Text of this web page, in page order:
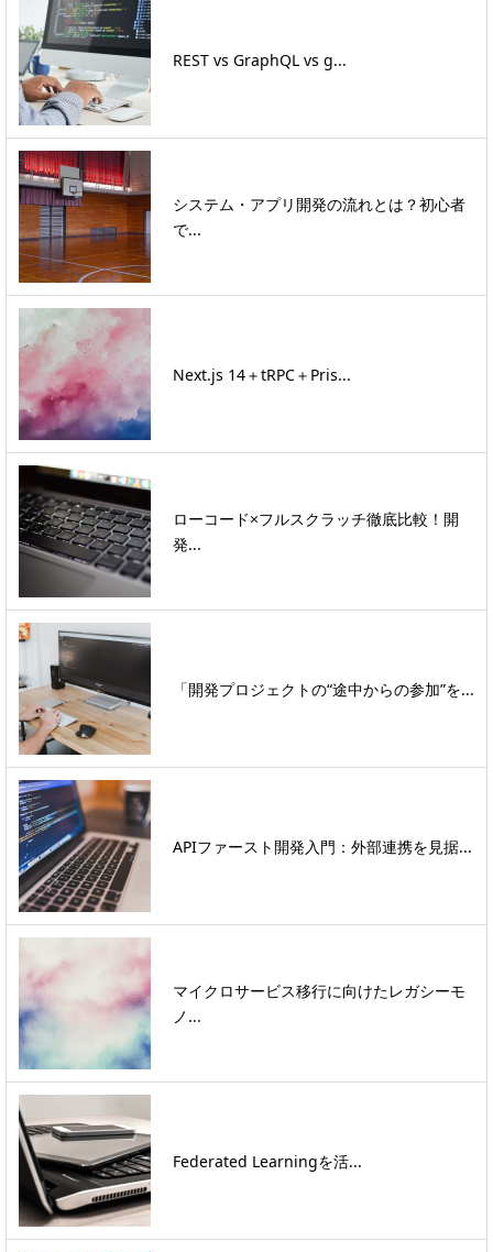
REST vs GraphQL vs g...
システム・アプリ開発の流れとは？初心者
で...
Next.js 14＋tRPC＋Pris...
ローコード×フルスクラッチ徹底比較！開
発...
「開発プロジェクトの“途中からの参加”を...
APIファースト開発入門：外部連携を見据...
マイクロサービス移行に向けたレガシーモ
ノ...
Federated Learningを活...